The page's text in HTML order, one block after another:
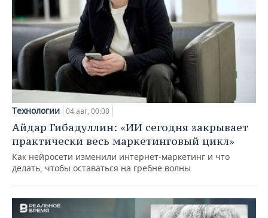
Технологии 04 авг, 00:00
Айдар Гибадуллин: «ИИ сегодня закрывает
практически весь маркетинговый цикл»
Как нейросети изменили интернет-маркетинг и что
делать, чтобы оставаться на гребне волны